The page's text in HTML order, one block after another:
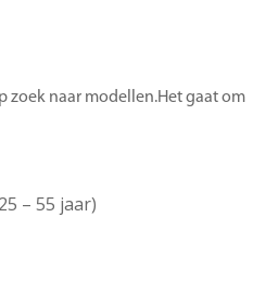
zoek naar modellen.Het gaat om
– 55 jaar)